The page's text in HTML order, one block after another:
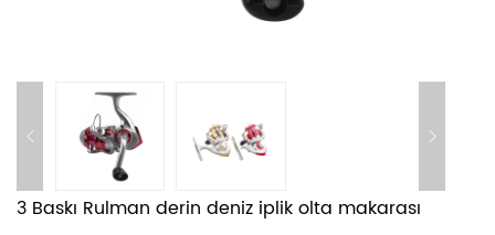
3 Baskı Rulman derin deniz iplik olta makarası